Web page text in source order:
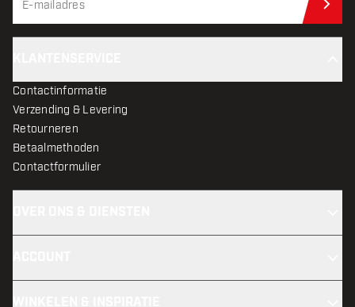
Contactinformatie
Verzending & Levering
Retourneren
Betaalmethoden
Contactformulier